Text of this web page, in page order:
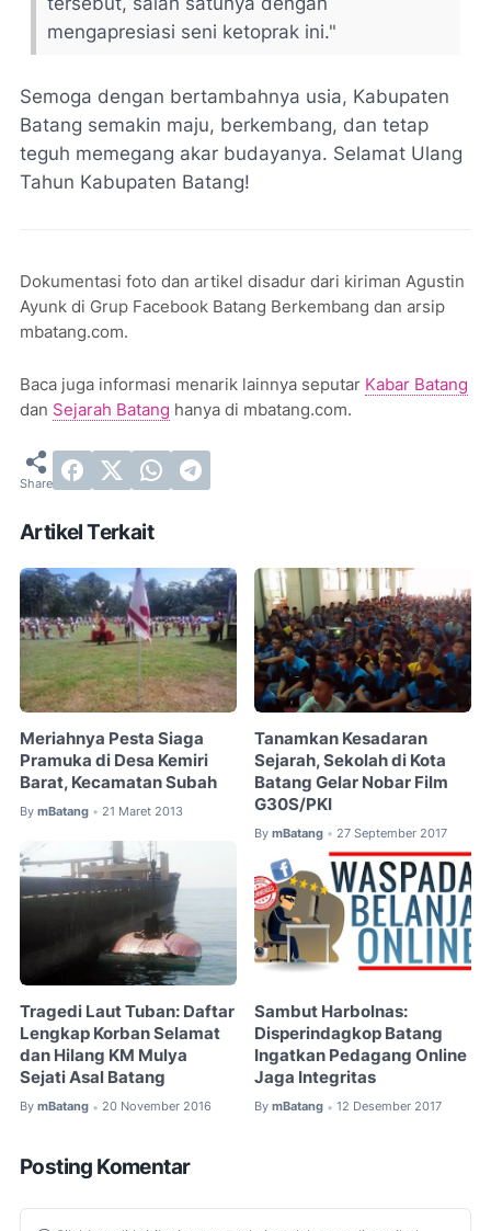
mengapresiasi seni ketoprak ini."
Semoga dengan bertambahnya usia, Kabupaten
Batang semakin maju, berkembang, dan tetap
teguh memegang akar budayanya. Selamat Ulang
Tahun Kabupaten Batang!
Dokumentasi foto dan artikel disadur dari kiriman Agustin
Ayunk di Grup Facebook Batang Berkembang dan arsip
mbatang.com.
Baca juga informasi menarik lainnya seputar Kabar Batang
dan Sejarah Batang hanya di mbatang.com.
Artikel Terkait
Meriahnya Pesta Siaga
Pramuka di Desa Kemiri
Barat, Kecamatan Subah
By mBatang • 21 Maret 2013
Tanamkan Kesadaran
Sejarah, Sekolah di Kota
Batang Gelar Nobar Film
G30S/PKI
By mBatang • 27 September 2017
Tragedi Laut Tuban: Daftar
Lengkap Korban Selamat
dan Hilang KM Mulya
Sejati Asal Batang
By mBatang • 20 November 2016
Sambut Harbolnas:
Disperindagkop Batang
Ingatkan Pedagang Online
Jaga Integritas
By mBatang • 12 Desember 2017
Posting Komentar